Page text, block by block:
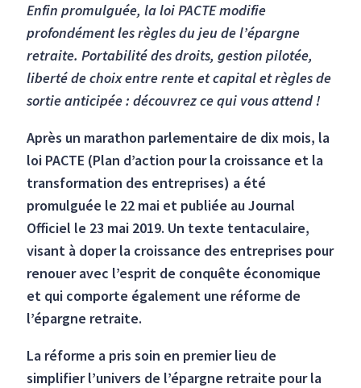
Enfin promulguée, la loi PACTE modifie
profondément les règles du jeu de l’épargne
retraite. Portabilité des droits, gestion pilotée,
liberté de choix entre rente et capital et règles de
sortie anticipée : découvrez ce qui vous attend !
Après un marathon parlementaire de dix mois, la
loi PACTE (Plan d’action pour la croissance et la
transformation des entreprises) a été
promulguée le 22 mai et publiée au Journal
Officiel le 23 mai 2019. Un texte tentaculaire,
visant à doper la croissance des entreprises pour
renouer avec l’esprit de conquête économique
et qui comporte également une réforme de
l’épargne retraite.
La réforme a pris soin en premier lieu de
simplifier l’univers de l’épargne retraite pour la